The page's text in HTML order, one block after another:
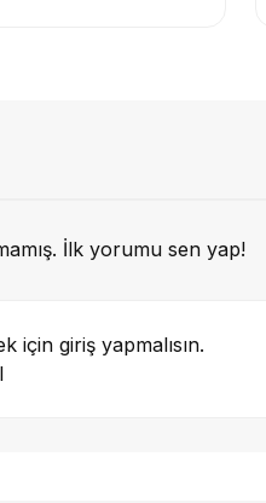
İlk yorumu sen yap!
için giriş yapmalısın.